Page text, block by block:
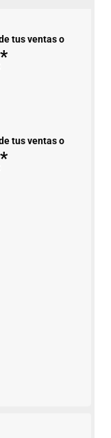
tus ventas o
*
tus ventas o
*